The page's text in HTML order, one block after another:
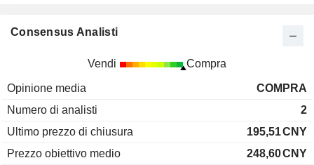
Consensus Analisti
Vendi Compra
Opinione media
COMPRA
Numero di analisti
2
Ultimo prezzo di chiusura
195,51CNY
Prezzo obiettivo medio
248,60CNY